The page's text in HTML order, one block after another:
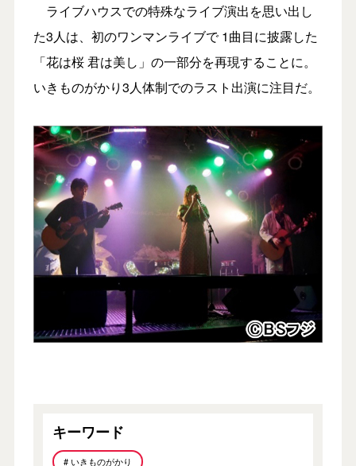
ライブハウスでの特殊なライブ演出を思い出し
た3人は、初のワンマンライブで 1曲目に披露した
「花は桜 君は美し」の一部分を再現することに。
いきものがかり3人体制でのラスト出演に注目だ。
キーワード
# いきものがかり